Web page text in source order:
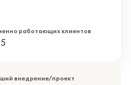
работающих клиентов
внедрение/проект